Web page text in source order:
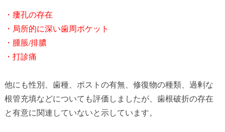
・瘻孔の存在
・局所的に深い歯周ポケット
・腫脹/排膿
・打診痛
他にも性別、歯種、ポストの有無、修復物の種類、過剰な
根管充填などについても評価しましたが、歯根破折の存在
と有意に関連していないと示しています。